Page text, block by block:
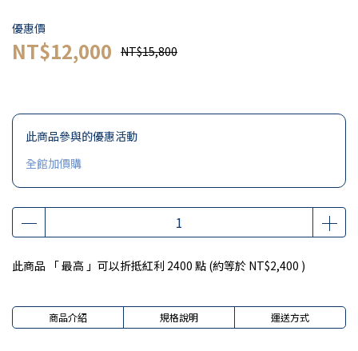
優惠價
NT$12,000 NT$15,800
此商品參與的優惠活動
全館加價購
此商品 「 最高 」可以折抵紅利 2400 點 (約等於 NT$2,400 )
商品介紹 規格說明 運送方式